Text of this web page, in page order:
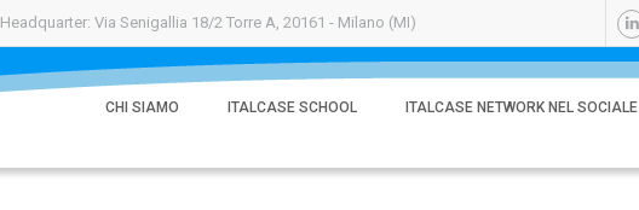
Headquarter: Via Senigallia 18/2 Torre A, 20161 - Milano (MI)
CHI SIAMO ITALCASE SCHOOL ITALCASE NETWORK NEL SOCIALE